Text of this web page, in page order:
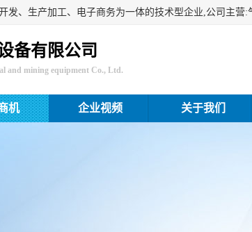
备有限公司
and mining equipment Co., Ltd.
机 企业视频 关于我们